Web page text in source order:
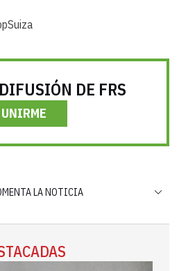
Suiza
DE FRS
UNIRME
LA NOTICIA